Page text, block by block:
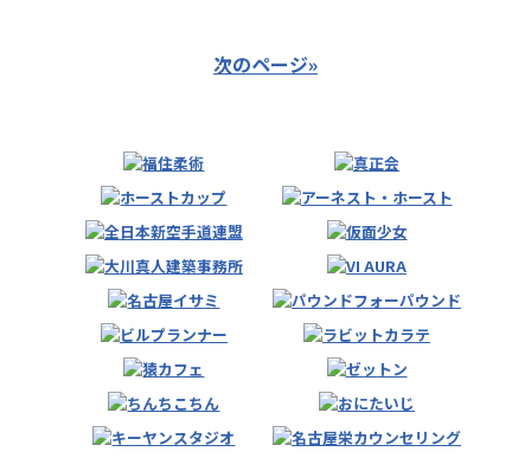
次のページ»